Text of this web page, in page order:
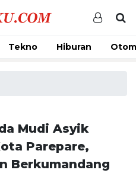
Tekno Hiburan
Mudi Asyik
Parepare,
Berkumandang